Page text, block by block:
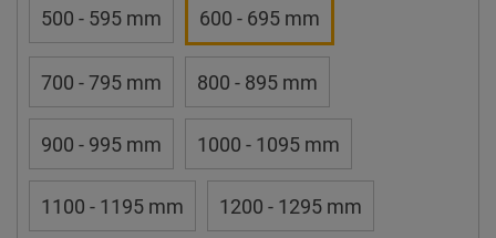
500 - 595 mm 600 - 695 mm
700 - 795 mm 800 - 895 mm
900 - 995 mm 1000 - 1095 mm
1100 - 1195 mm 1200 - 1295 mm